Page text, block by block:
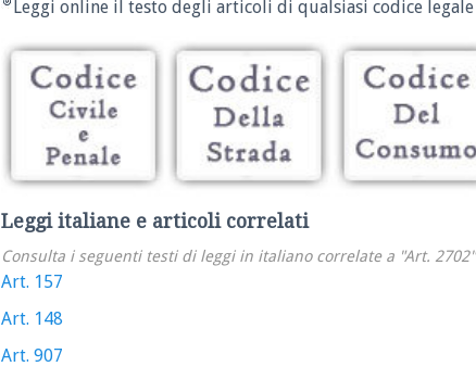
Leggi online il testo degli articoli di qualsiasi codice
Leggi italiane e articoli correlati
Consulta i seguenti testi di leggi in italiano correlate a "Art. 2702"
Art. 157
Art. 148
Art. 907